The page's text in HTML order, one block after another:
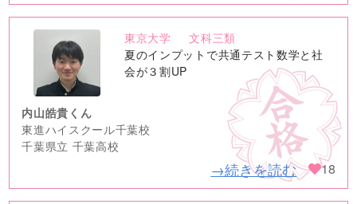
no
image
東京大学
文科三類
夏のインプットで共通テスト数学と社
会が３割UP
内山皓貴くん
東進ハイスクール千葉校
千葉県立 千葉高校
→続きを読む 18